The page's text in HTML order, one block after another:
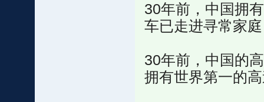
30年前，中国拥
车已走进寻常家
30年前，中国的
拥有世界第一的